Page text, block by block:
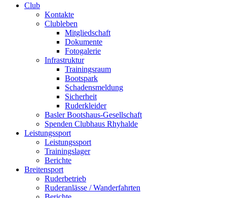
Club
Kontakte
Clubleben
Mitgliedschaft
Dokumente
Fotogalerie
Infrastruktur
Trainingsraum
Bootspark
Schadensmeldung
Sicherheit
Ruderkleider
Basler Bootshaus-Gesellschaft
Spenden Clubhaus Rhyhalde
Leistungssport
Leistungssport
Trainingslager
Berichte
Breitensport
Ruderbetrieb
Ruderanlässe / Wanderfahrten